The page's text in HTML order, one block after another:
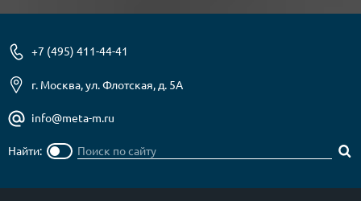
+7 (495) 411-44-41
г. Москва, ул. Флотская, д. 5А
info@meta-m.ru
Найти: